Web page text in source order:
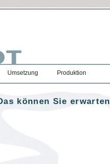
Umsetzung Produktion
können Sie erwarten